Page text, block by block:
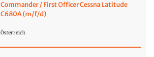
Commander / First Officer Cessna Latitude
C680A (m/f/d)
Österreich